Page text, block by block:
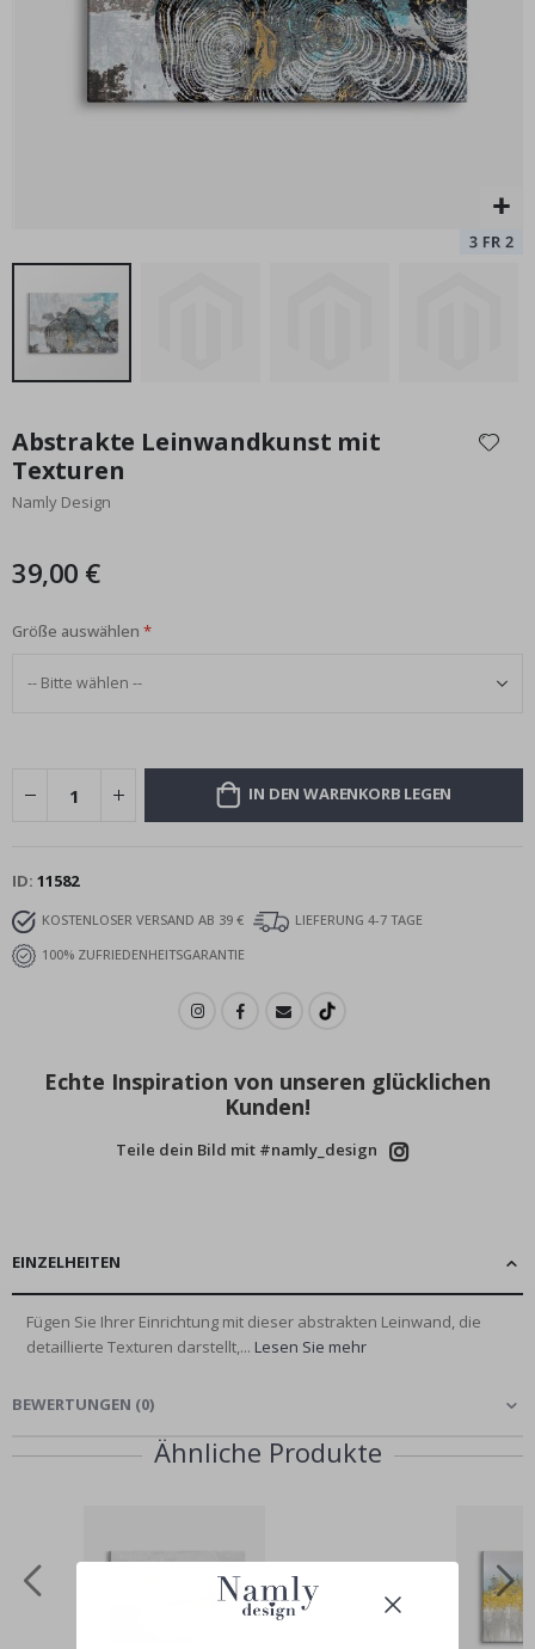
Special
Price
9,00 €
Anfang
der
Bildgalerie
springen
Abstrakte Leinwandkunst mit
Texturen
Namly Design
39,00 €
Größe auswählen
IN DEN WARENKORB LEGEN
ID 11582
KOSTENLOSER VERSAND AB 39 €
LIEFERUNG 4-7 TAGE
100% ZUFRIEDENHEITSGARANTIE
Echte Inspiration von unseren glücklichen
Kunden!
Teile dein Bild mit #namly_design
EINZELHEITEN
Fügen Sie Ihrer Einrichtung mit dieser abstrakten Leinwand, die
detaillierte Texturen darstellt,... Lesen Sie mehr
BEWERTUNGEN (0)
Ähnliche Produkte